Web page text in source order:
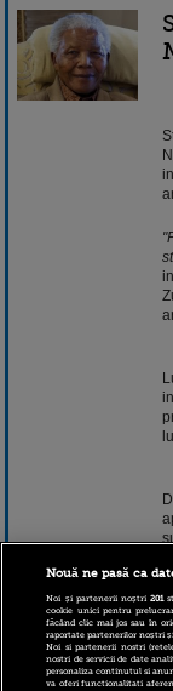
Nouă ne pasă ca
Noi și partenerii noștri201
cookie unici pentru
făcând clic mai jos sau în
raportate partenerilor noștri
Noi si partenerii nostri
nostri de servicii de date
personaliza continutul si
va oferi functionalitati